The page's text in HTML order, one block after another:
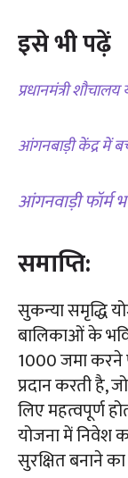
इसे भी पढ़ें
प्रधानमंत्री
आंगनबाड़ी केंद्र में
आंगनवाड़ी फॉर्म
समाप्ति:
सुकन्या समृद्धि
बालिकाओं के
1000 जमा
प्रदान करती है,
लिए महत्वपूर्ण
योजना में निवेश
सुरक्षित बनाने